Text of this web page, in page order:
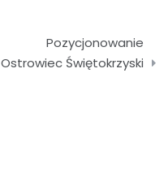
Pozycjonowanie
Ostrowiec Świętokrzyski